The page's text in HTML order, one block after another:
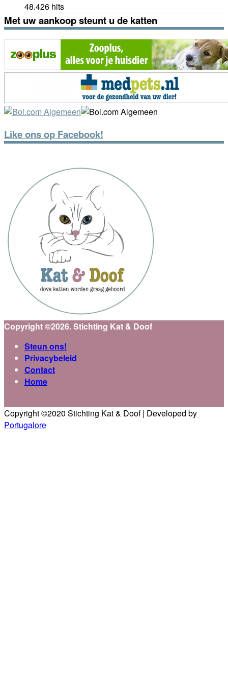
48.426 hits
Met uw aankoop steunt u de katten
Like ons op Facebook!
Copyright ©2026. Stichting Kat & Doof
Steun ons!
Privacybeleid
Contact
Home
Copyright ©2020 Stichting Kat & Doof | Developed by
Portugalore